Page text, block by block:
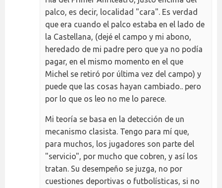
palco, es decir, localidad "cara". Es verdad
que era cuando el palco estaba en el lado de
la Castellana, (dejé el campo y mi abono,
heredado de mi padre pero que ya no podía
pagar, en el mismo momento en el que
Michel se retiró por última vez del campo) y
puede que las cosas hayan cambiado.. pero
por lo que os leo no me lo parece.
Mi teoría se basa en la detección de un
mecanismo clasista. Tengo para mí que,
para muchos, los jugadores son parte del
"servicio", por mucho que cobren, y así los
tratan. Su desempeño se juzga, no por
cuestiones deportivas o futbolísticas, si no